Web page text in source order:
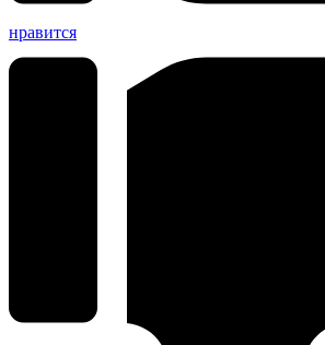
нравится